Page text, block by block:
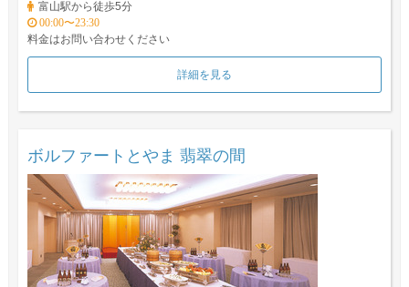
富山駅から徒歩5分
00:00〜23:30
料金はお問い合わせください
詳細を見る
ボルファートとやま 翡翠の間